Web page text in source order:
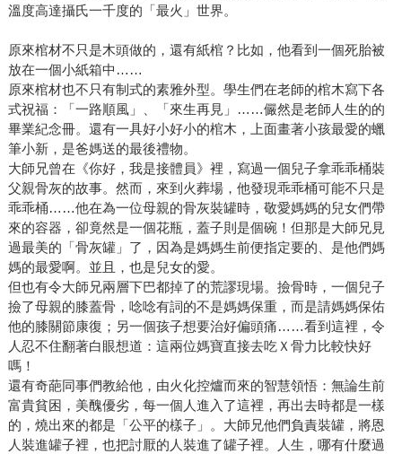
溫度高達攝氏一千度的「最火」世界。
原來棺材不只是木頭做的，還有紙棺？比如，他看到一個死胎被
放在一個小紙箱中……
原來棺材也不只有制式的素雅外型。學生們在老師的棺木寫下各
式祝福：「一路順風」、「來生再見」……儼然是老師人生的的
畢業紀念冊。還有一具好小好小的棺木，上面畫著小孩最愛的蠟
筆小新，是爸媽送的最後禮物。
大師兄曾在《你好，我是接體員》裡，寫過一個兒子拿乖乖桶裝
父親骨灰的故事。然而，來到火葬場，他發現乖乖桶可能不只是
乖乖桶……他在為一位母親的骨灰裝罐時，敬愛媽媽的兒女們帶
來的容器，卻竟然是一個花瓶，蓋子則是個碗！但那是大師兄見
過最美的「骨灰罐」了，因為是媽媽生前便指定要的、是他們媽
媽的最愛啊。並且，也是兒女的愛。
但也有令大師兄兩層下巴都掉了的荒謬現場。撿骨時，一個兒子
撿了母親的膝蓋骨，唸唸有詞的不是媽媽保重，而是請媽媽保佑
他的膝關節康復；另一個孩子想要治好偏頭痛……看到這裡，令
人忍不住翻著白眼想道：這兩位媽寶直接去吃Ｘ骨力比較快好
嗎！
還有奇葩同事們教給他，由火化控爐而來的智慧領悟：無論生前
富貴貧困，美醜優劣，每一個人進入了這裡，再出去時都是一樣
的，燒出來的都是「公平的樣子」。大師兄他們負責裝罐，將恩
人裝進罐子裡，也把討厭的人裝進了罐子裡。人生，哪有什麼過